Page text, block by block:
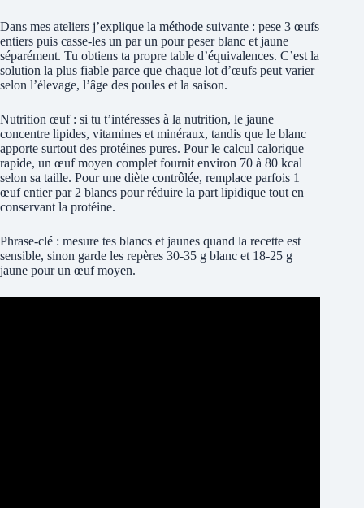
Dans mes ateliers j’explique la méthode suivante : pese 3 œufs
entiers puis casse-les un par un pour peser blanc et jaune
séparément. Tu obtiens ta propre table d’équivalences. C’est la
solution la plus fiable parce que chaque lot d’œufs peut varier
selon l’élevage, l’âge des poules et la saison.
Nutrition œuf : si tu t’intéresses à la nutrition, le jaune
concentre lipides, vitamines et minéraux, tandis que le blanc
apporte surtout des protéines pures. Pour le calcul calorique
rapide, un œuf moyen complet fournit environ 70 à 80 kcal
selon sa taille. Pour une diète contrôlée, remplace parfois 1
œuf entier par 2 blancs pour réduire la part lipidique tout en
conservant la protéine.
Phrase-clé : mesure tes blancs et jaunes quand la recette est
sensible, sinon garde les repères 30-35 g blanc et 18-25 g
jaune pour un œuf moyen.